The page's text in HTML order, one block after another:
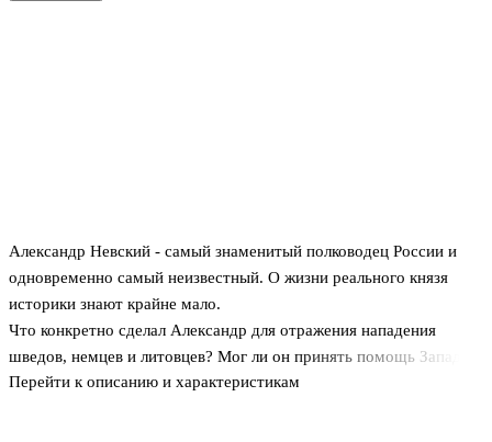
Александр Невский - самый знаменитый полководец России и
одновременно самый неизвестный. О жизни реального князя
историки знают крайне мало.
Что конкретно сделал Александр для отражения нападения
шведов, немцев и литовцев? Мог ли он принять помощь Запада в
борьбе с Ордой? Александр, безусловно, стал ведущей фигурой
Перейти к описанию и характеристикам